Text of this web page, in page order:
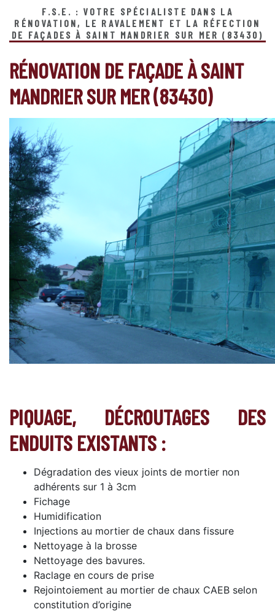
F.S.E. : VOTRE SPÉCIALISTE DANS LA
RÉNOVATION, LE RAVALEMENT ET LA RÉFECTION
DE FAÇADES À SAINT MANDRIER SUR MER (83430)
RÉNOVATION DE FAÇADE À SAINT
MANDRIER SUR MER (83430)
PIQUAGE, DÉCROUTAGES DES
ENDUITS EXISTANTS :
Dégradation des vieux joints de mortier non
adhérents sur 1 à 3cm
Fichage
Humidification
Injections au mortier de chaux dans fissure
Nettoyage à la brosse
Nettoyage des bavures.
Raclage en cours de prise
Rejointoiement au mortier de chaux CAEB selon
constitution d’origine